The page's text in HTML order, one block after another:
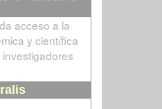
acceso a la
y científica